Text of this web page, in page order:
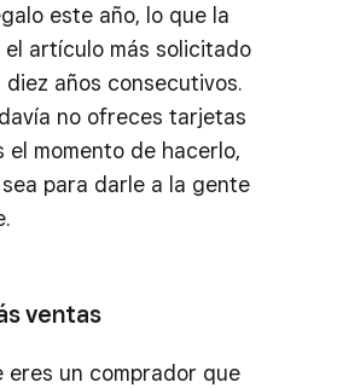
este año, lo que la
artículo más solicitado
años consecutivos.
no ofreces tarjetas
el momento de hacerlo,
para darle a la gente
ventas
eres un comprador que